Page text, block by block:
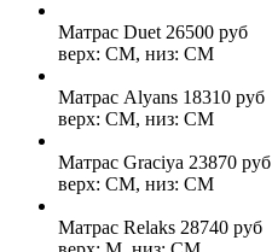
Матрас Duet 26500 руб
верх: СМ, низ: СМ
Матрас Alyans 18310 руб
верх: СМ, низ: СМ
Матрас Graciya 23870 руб
верх: СМ, низ: СМ
Матрас Relaks 28740 руб